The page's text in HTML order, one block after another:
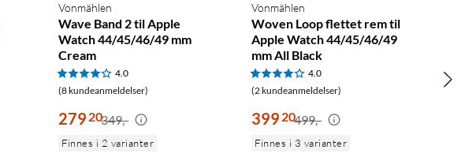
Vonmählen
Wave Band 2 til Apple
Watch 44/45/46/49 mm
Cream
4.0
(8 kundeanmeldelser)
279 20349,-
Finnes i 2 varianter
Vonmählen
Woven Loop flettet rem til
Apple Watch 44/45/46/49
mm All Black
4.0
(2 kundeanmeldelser)
399 20499,-
Finnes i 3 varianter